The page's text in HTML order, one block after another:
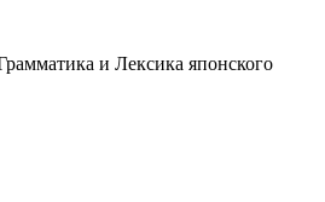
и Лексика японского